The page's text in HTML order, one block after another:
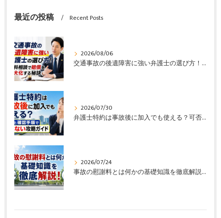
最近の投稿 Recent Posts
2026/08/06
交通事故の後遺障害に強い弁護士の選び方！無料相談で賠償を最大化する秘訣
2026/07/30
弁護士特約は事故後に加入でも使える？可否と確認手順で損しない攻略ガイド
2026/07/24
事故の慰謝料とは何かの基礎知識を徹底解説！